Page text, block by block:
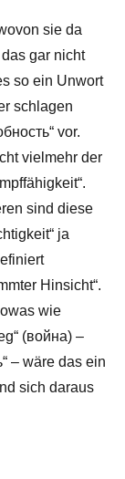
sie da
gar nicht
so ein Unwort
schlagen
vor.
vielmehr der
sind diese
ja
Hinsicht“.
wie
(война) –
– wäre das ein
sich daraus